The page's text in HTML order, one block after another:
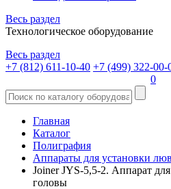
Весь раздел
Технологическое оборудование
Весь раздел
+7 (812) 611-10-40 +7 (499) 322-00-
0
Главная
Каталог
Полиграфия
Аппараты для установки
Joiner JYS-5,5-2. Аппарат
головы